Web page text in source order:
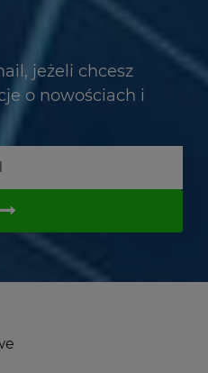
jeżeli chcesz
o nowościach i